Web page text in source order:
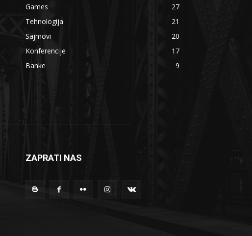
Games
27
Tehnologija
21
Sajmovi
20
Konferencije
17
Banke
9
ZAPRATI NAS